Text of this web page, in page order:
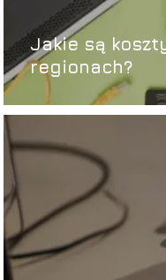
Jakie są
regionach?